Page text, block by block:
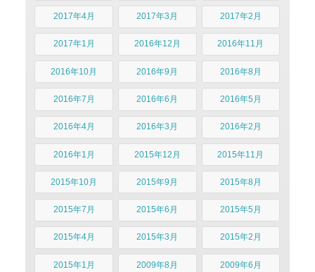
2017年4月 2017年3月 2017年2月
2017年1月 2016年12月 2016年11月
2016年10月 2016年9月 2016年8月
2016年7月 2016年6月 2016年5月
2016年4月 2016年3月 2016年2月
2016年1月 2015年12月 2015年11月
2015年10月 2015年9月 2015年8月
2015年7月 2015年6月 2015年5月
2015年4月 2015年3月 2015年2月
2015年1月 2009年8月 2009年6月